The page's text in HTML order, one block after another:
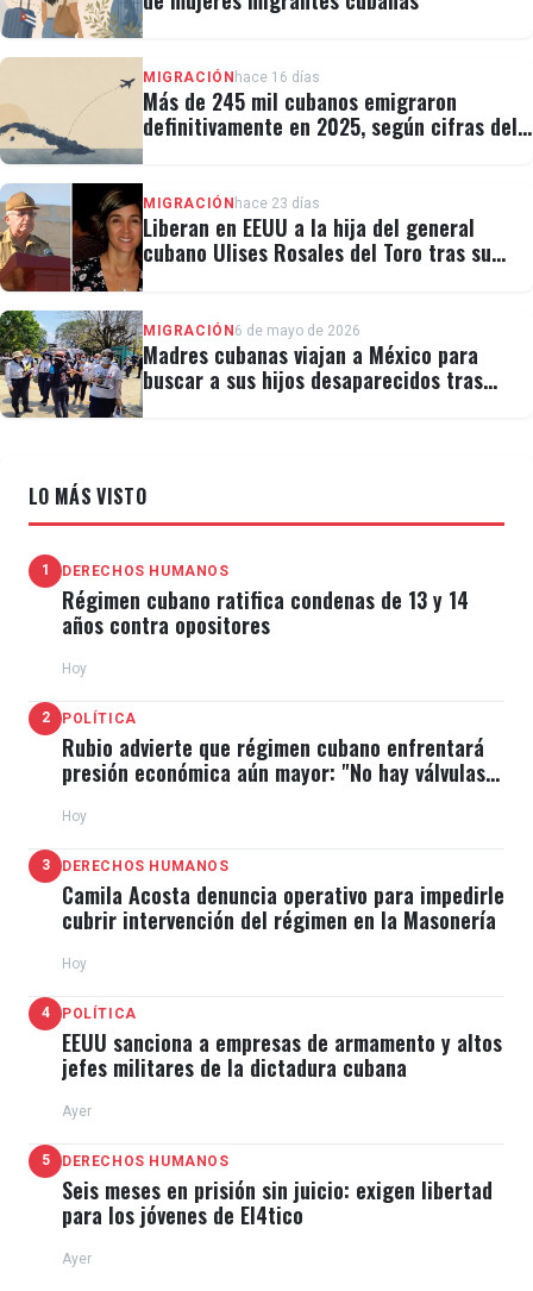
MIGRACIÓN hace 16 días
Más de 245 mil cubanos emigraron
definitivamente en 2025, según cifras del
MIGRACIÓN hace 23 días
Liberan en EEUU a la hija del general
cubano Ulises Rosales del Toro tras su
MIGRACIÓN6 de mayo de 2026
Madres cubanas viajan a México para
buscar a sus hijos desaparecidos tras
LO MÁS VISTO
1 DERECHOS HUMANOS
Régimen cubano ratifica condenas de 13 y 14
años contra opositores
Hoy
2 POLÍTICA
Rubio advierte que régimen cubano enfrentará
presión económica aún mayor: "No hay válvulas
Hoy
3 DERECHOS HUMANOS
Camila Acosta denuncia operativo para impedirle
cubrir intervención del régimen en la Masonería
Hoy
4 POLÍTICA
EEUU sanciona a empresas de armamento y altos
jefes militares de la dictadura cubana
Ayer
5 DERECHOS HUMANOS
Seis meses en prisión sin juicio: exigen libertad
para los jóvenes de El4tico
Ayer